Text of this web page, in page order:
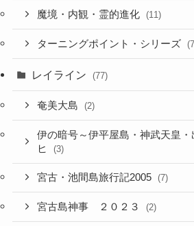
魔境・内観・霊的進化 (11)
ターニングポイント・シリーズ
レイライン (77)
奄美大島 (2)
伊の暗号～伊平屋島・神武天皇
ヒ
(3)
宮古・池間島旅行記2005 (7)
宮古島神事 ２０２３ (2)